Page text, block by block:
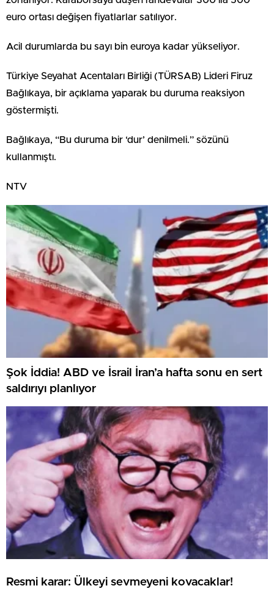
euro ortası değişen fiyatlarlar satılıyor.
Acil durumlarda bu sayı bin euroya kadar yükseliyor.
Türkiye Seyahat Acentaları Birliği (TÜRSAB) Lideri Firuz
Bağlıkaya, bir açıklama yaparak bu duruma reaksiyon
göstermişti.
Bağlıkaya, “Bu duruma bir ‘dur’ denilmeli.” sözünü
kullanmıştı.
NTV
Şok İddia! ABD ve İsrail İran’a hafta sonu en sert
saldırıyı planlıyor
Resmi karar: Ülkeyi sevmeyeni kovacaklar!